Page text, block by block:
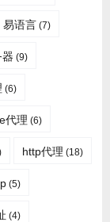
易语言 (7)
(9)
(6)
代理 (6)
http代理 (18)
(5)
(4)